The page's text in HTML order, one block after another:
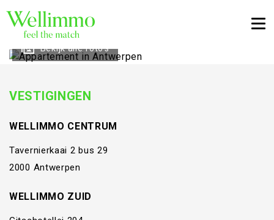
Bekijk alle foto's
VESTIGINGEN
WELLIMMO CENTRUM
Tavernierkaai 2 bus 29
2000 Antwerpen
WELLIMMO ZUID